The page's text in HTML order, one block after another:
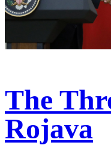
The
Rojava